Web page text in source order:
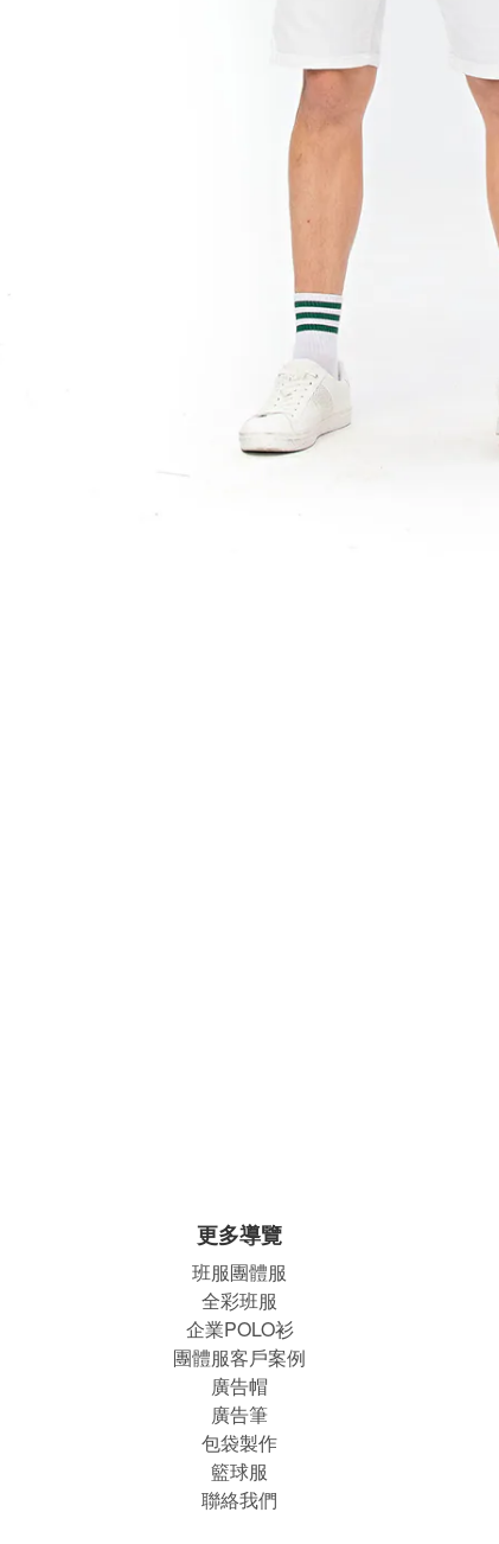
更多導覽
班服團體服
全彩班服
企業POLO衫
團體服客戶案例
廣告帽
廣告筆
包袋製作
籃球服
聯絡我們